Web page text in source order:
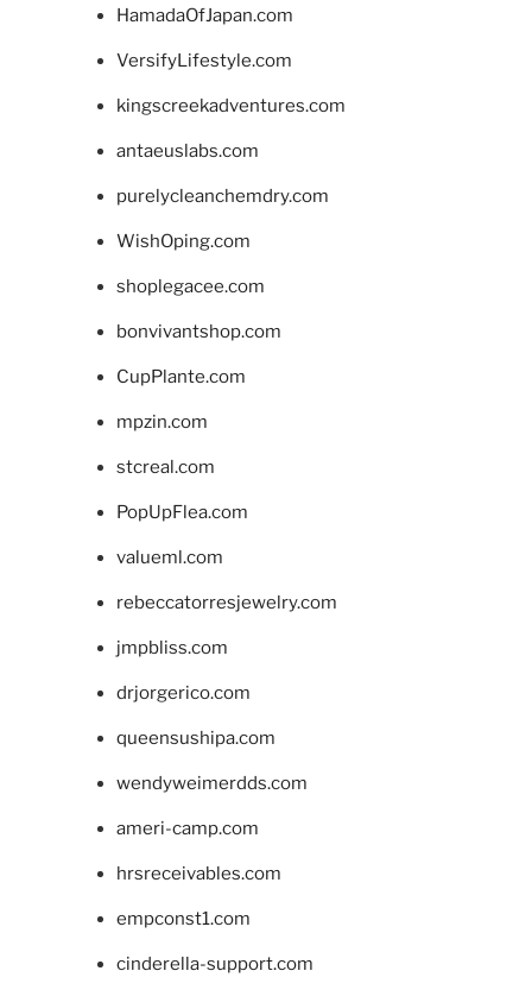
HamadaOfJapan.com
VersifyLifestyle.com
kingscreekadventures.com
antaeuslabs.com
purelycleanchemdry.com
WishOping.com
shoplegacee.com
bonvivantshop.com
CupPlante.com
mpzin.com
stcreal.com
PopUpFlea.com
valueml.com
rebeccatorresjewelry.com
jmpbliss.com
drjorgerico.com
queensushipa.com
wendyweimerdds.com
ameri-camp.com
hrsreceivables.com
empconst1.com
cinderella-support.com